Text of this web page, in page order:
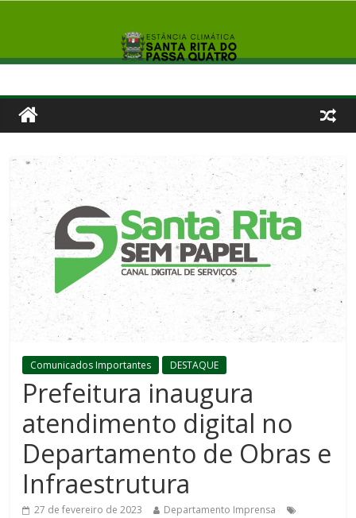
Comunicados Importantes DESTAQUE
Prefeitura inaugura
atendimento digital no
Departamento de Obras e
Infraestrutura
27 de fevereiro de 2023
Departamento Imprensa